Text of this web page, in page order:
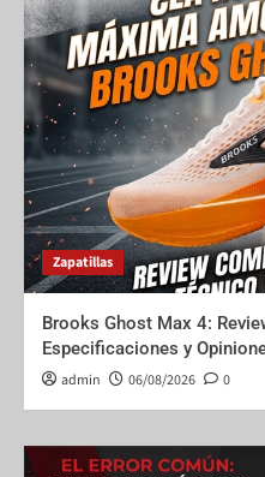
Zapatillas
Brooks Ghost Max 4:
Especificaciones y
admin 06/08/2026 0